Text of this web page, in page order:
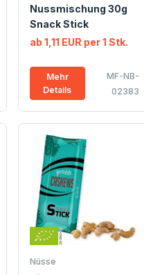
Nussmischung 30g
Snack Stick
ab 1,11 EUR per 1 Stk.
Mehr
Details
MF-NB-
02383
Nüsse